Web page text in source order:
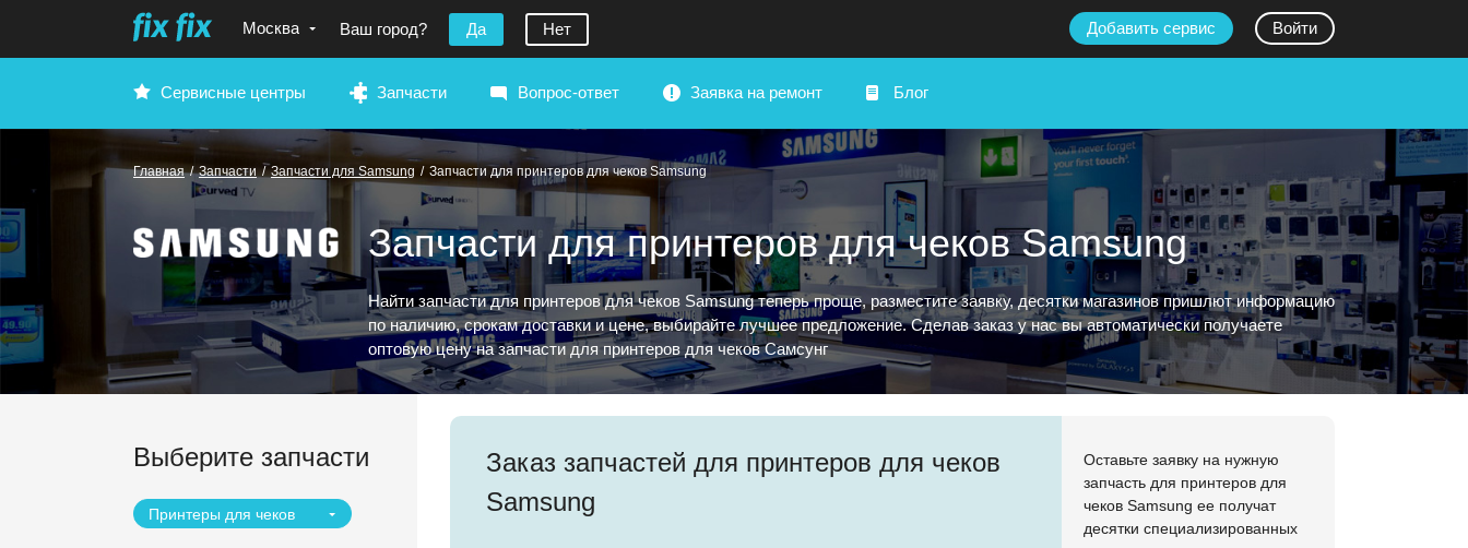
Москва Ваш город? Да Нет Добавить сервис Войти
Сервисные центры Запчасти Вопрос-ответ Заявка на ремонт Блог
Главная / Запчасти / Запчасти для Samsung / Запчасти для принтеров для чеков Samsung
Запчасти для принтеров для чеков Samsung
Найти запчасти для принтеров для чеков Samsung теперь проще, разместите заявку, десятки магазинов пришлют информацию
по наличию, срокам доставки и цене, выбирайте лучшее предложение. Сделав заказ у нас вы автоматически получаете
оптовую цену на запчасти для принтеров для чеков Самсунг
Выберите запчасти
Принтеры для чеков
Заказ запчастей для принтеров для чеков
Samsung
Оставьте заявку на нужную
запчасть для принтеров для
чеков Samsung ее получат
десятки специализированных